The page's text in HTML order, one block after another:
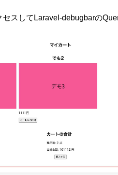
スしてLaravel-debugbarの